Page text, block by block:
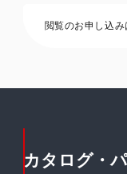
閲覧のお申し込み
カタログ・